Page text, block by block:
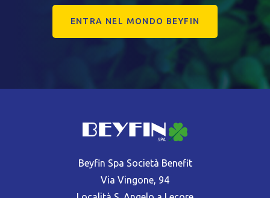
ENTRA NEL MONDO BEYFIN
Beyfin Spa Società Benefit
Via Vingone, 94